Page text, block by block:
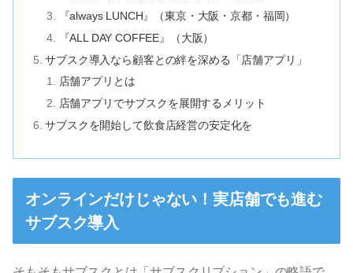
『always LUNCH』（東京・大阪・京都・福岡）
『ALL DAY COFFEE』（大阪）
サブスク導入なら顧客との絆を深める「店舗アプリ」
店舗アプリとは
店舗アプリでサブスクを展開するメリット
サブスクを開始して飲食店経営の安定化を
オンラインだけじゃない！実店舗でも進む
サブスク導入